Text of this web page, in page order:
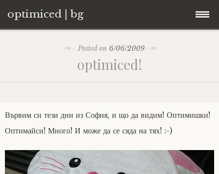
optimiced | bg
Портфолио
Posted on 6/06/2009
optimiced!
Вървим си тези дни из София, и що да видим! Оптимишки!
Оптимайси! Много! И може да се сяда на тях! :-)